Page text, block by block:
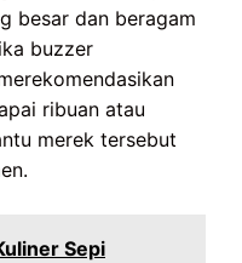
besar dan beragam
buzzer
ribuan atau
merek tersebut
Sepi